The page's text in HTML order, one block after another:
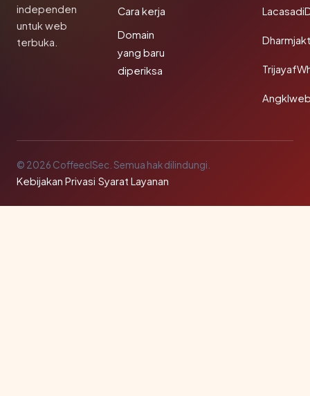
independen
untuk web
terbuka.
Cara kerja
Domain
yang baru
diperiksa
© 2026 CoffeeclSec. Semua hak dilindungi.
Kebijakan Privasi·Syarat Layanan